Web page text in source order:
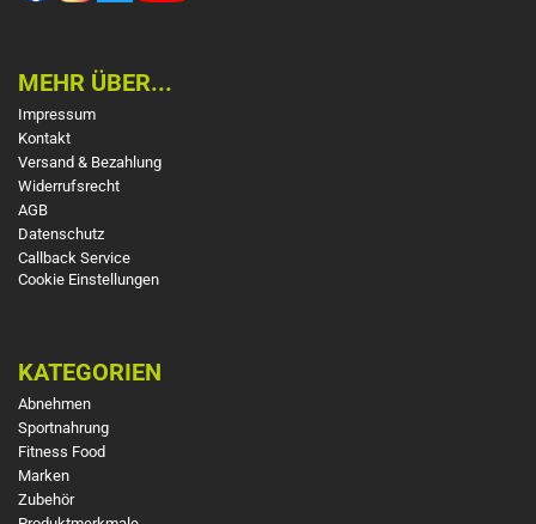
MEHR ÜBER...
Impressum
Kontakt
Versand & Bezahlung
Widerrufsrecht
AGB
Datenschutz
Callback Service
Cookie Einstellungen
KATEGORIEN
Abnehmen
Sportnahrung
Fitness Food
Marken
Zubehör